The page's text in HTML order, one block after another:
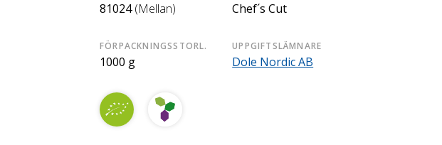
81024 (Mellan) Chef´s Cut
FÖRPACKNINGSSTORL.
1000 g
UPPGIFTSLÄMNARE
Dole Nordic AB